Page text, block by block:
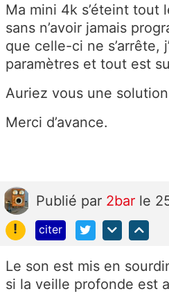
Ma mini 4k s’éteint tout
sans n’avoir jamais
que celle-ci ne s’arrête,
paramètres et tout est
Auriez vous une
Merci d’avance.
Publié par 2bar le
!
citer
Le son est mis en
si la veille profonde est